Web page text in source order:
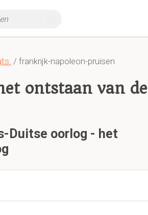
/ frankrijk-napoleon-pruisen
ontstaan van de
Duitse oorlog - het